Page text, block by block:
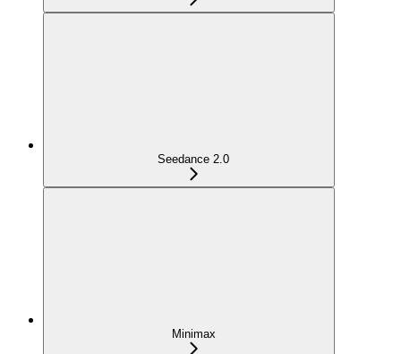
Seedance 2.0
Minimax